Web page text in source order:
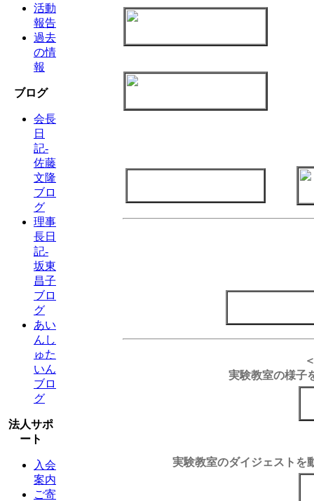
活動
報告
過去
の情
報
ブログ
会長
日
記-
佐藤
文隆
ブロ
グ
理事
長日
記-
坂東
昌子
ブロ
グ
あい
んし
ゅた
いん
ブロ
グ
法人サポ
ート
入会
案内
ご寄
実験教室の様子
実験教室のダイジェストを